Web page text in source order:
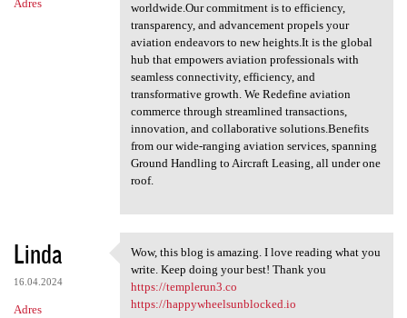
Adres
worldwide.Our commitment is to efficiency,
transparency, and advancement propels your
aviation endeavors to new heights.It is the global
hub that empowers aviation professionals with
seamless connectivity, efficiency, and
transformative growth. We Redefine aviation
commerce through streamlined transactions,
innovation, and collaborative solutions.Benefits
from our wide-ranging aviation services, spanning
Ground Handling to Aircraft Leasing, all under one
roof.
Linda
16.04.2024
Adres
Wow, this blog is amazing. I
Wow, this blog is amazing. I love reading what you
write. Keep doing your best! Thank you
https://templerun3.co
https://happywheelsunblocked.io